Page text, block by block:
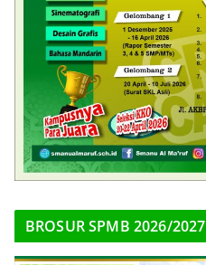
BROSUR SPMB 2026/2027